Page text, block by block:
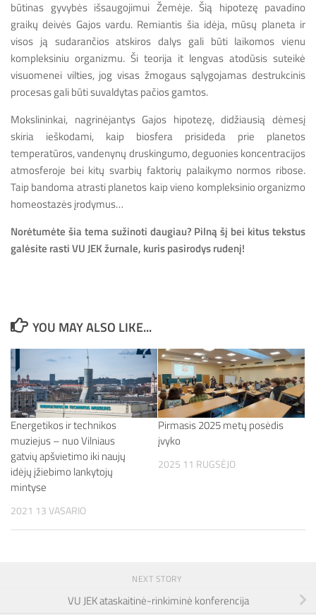
būtinas gyvybės išsaugojimui Žemėje. Šią hipotezę pavadino
graikų deivės Gajos vardu. Remiantis šia idėja, mūsų planeta ir
visos ją sudarančios atskiros dalys gali būti laikomos vienu
kompleksiniu organizmu. Ši teorija it lengvas atodūsis suteikė
visuomenei vilties, jog visas žmogaus sąlygojamas destrukcinis
procesas gali būti suvaldytas pačios gamtos.
Mokslininkai, nagrinėjantys Gajos hipotezę, didžiausią dėmesį
skiria ieškodami, kaip biosfera prisideda prie planetos
temperatūros, vandenynų druskingumo, deguonies koncentracijos
atmosferoje bei kitų svarbių faktorių palaikymo normos ribose.
Taip bandoma atrasti planetos kaip vieno kompleksinio organizmo
homeostazės įrodymus…
Norėtumėte šia tema sužinoti daugiau? Pilną šį bei kitus tekstus
galėsite rasti VU JEK žurnale, kuris pasirodys rudenį!
YOU MAY ALSO LIKE...
Energetikos ir technikos
muziejus – nuo Vilniaus
gatvių apšvietimo iki naujų
idėjų įžiebimo lankytojų
mintyse
2021 13 VASARIO
Pirmasis 2025 metų posėdis
įvyko
2025 11 RUGSĖJO
NEXT STORY
VU JEK ataskaitinė-rinkiminė konferencija